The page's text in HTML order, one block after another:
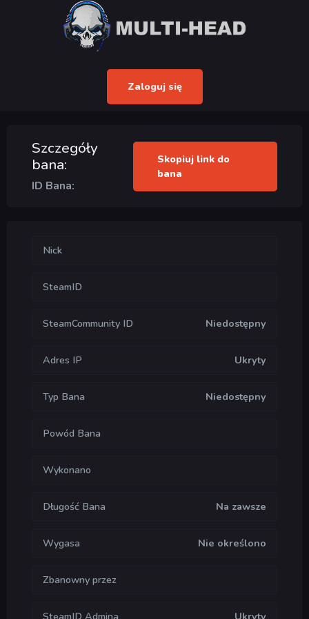
Zaloguj się
Szczegóły
bana:
ID Bana:
Skopiuj link do
bana
Nick
SteamID
SteamCommunity ID Niedostępny
Adres IP Ukryty
Typ Bana Niedostępny
Powód Bana
Wykonano
Długość Bana Na zawsze
Wygasa Nie określono
Zbanowny przez
SteamID Admina Ukryty